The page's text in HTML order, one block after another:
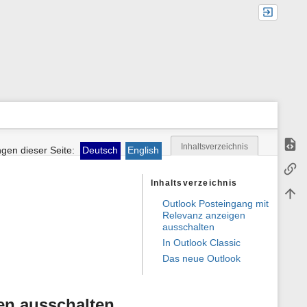
M
t
i
n
f
r
m
Inhaltsverzeichnis
dieser Seite: Deutsch English
Inhaltsverzeichnis
Outlook Posteingang mit
Relevanz anzeigen
ausschalten
In Outlook Classic
Das neue Outlook